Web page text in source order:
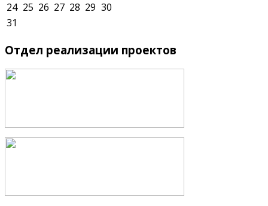
24 25 26 27 28 29 30
31
Отдел реализации проектов